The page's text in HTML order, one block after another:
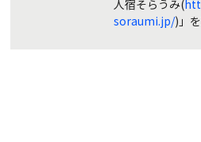
人宿そらうみ(
soraumi.jp/)」を